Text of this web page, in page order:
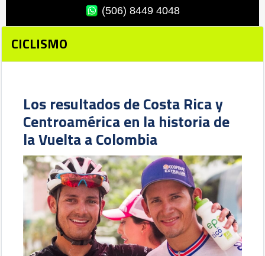
(506) 8449 4048
CICLISMO
Los resultados de Costa Rica y
Centroamérica en la historia de
la Vuelta a Colombia